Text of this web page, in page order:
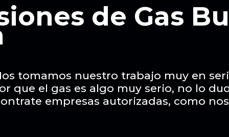
de Gas
tomamos nuestro trabajo muy en
que el gas es algo muy serio, no lo
empresas autorizadas, como